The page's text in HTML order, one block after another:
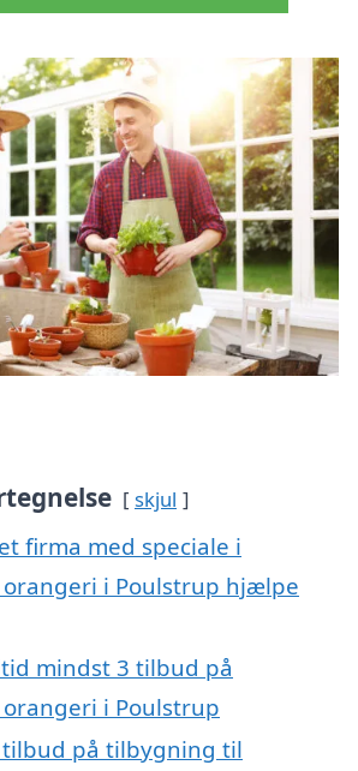
skjul
firma med speciale i
i Poulstrup hjælpe
mindst 3 tilbud på
i Poulstrup
tilbud på tilbygning til